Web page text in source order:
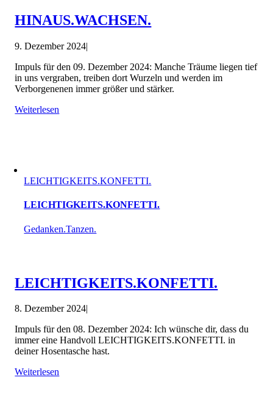
HINAUS.WACHSEN.
9. Dezember 2024|
Impuls für den 09. Dezember 2024: Manche Träume liegen tief
in uns vergraben, treiben dort Wurzeln und werden im
Verborgenenen immer größer und stärker.
Weiterlesen
LEICHTIGKEITS.KONFETTI.
LEICHTIGKEITS.KONFETTI.
Gedanken.Tanzen.
LEICHTIGKEITS.KONFETTI.
8. Dezember 2024|
Impuls für den 08. Dezember 2024: Ich wünsche dir, dass du
immer eine Handvoll LEICHTIGKEITS.KONFETTI. in
deiner Hosentasche hast.
Weiterlesen